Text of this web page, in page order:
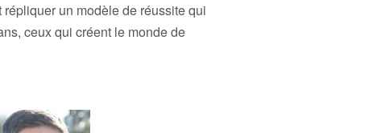
un modèle de réussite qui
ceux qui créent le monde de